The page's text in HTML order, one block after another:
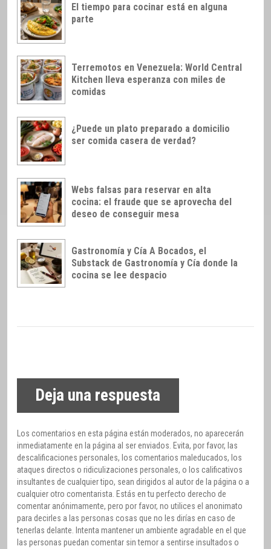
El tiempo para cocinar está en alguna
parte
Terremotos en Venezuela: World Central
Kitchen lleva esperanza con miles de
comidas
¿Puede un plato preparado a domicilio
ser comida casera de verdad?
Webs falsas para reservar en alta
cocina: el fraude que se aprovecha del
deseo de conseguir mesa
Gastronomía y Cía A Bocados, el
Substack de Gastronomía y Cía donde la
cocina se lee despacio
Deja una respuesta
Los comentarios en esta página están moderados, no aparecerán
inmediatamente en la página al ser enviados. Evita, por favor, las
descalificaciones personales, los comentarios maleducados, los
ataques directos o ridiculizaciones personales, o los calificativos
insultantes de cualquier tipo, sean dirigidos al autor de la página o a
cualquier otro comentarista. Estás en tu perfecto derecho de
comentar anónimamente, pero por favor, no utilices el anonimato
para decirles a las personas cosas que no les dirías en caso de
tenerlas delante. Intenta mantener un ambiente agradable en el que
las personas puedan comentar sin temor a sentirse insultados o